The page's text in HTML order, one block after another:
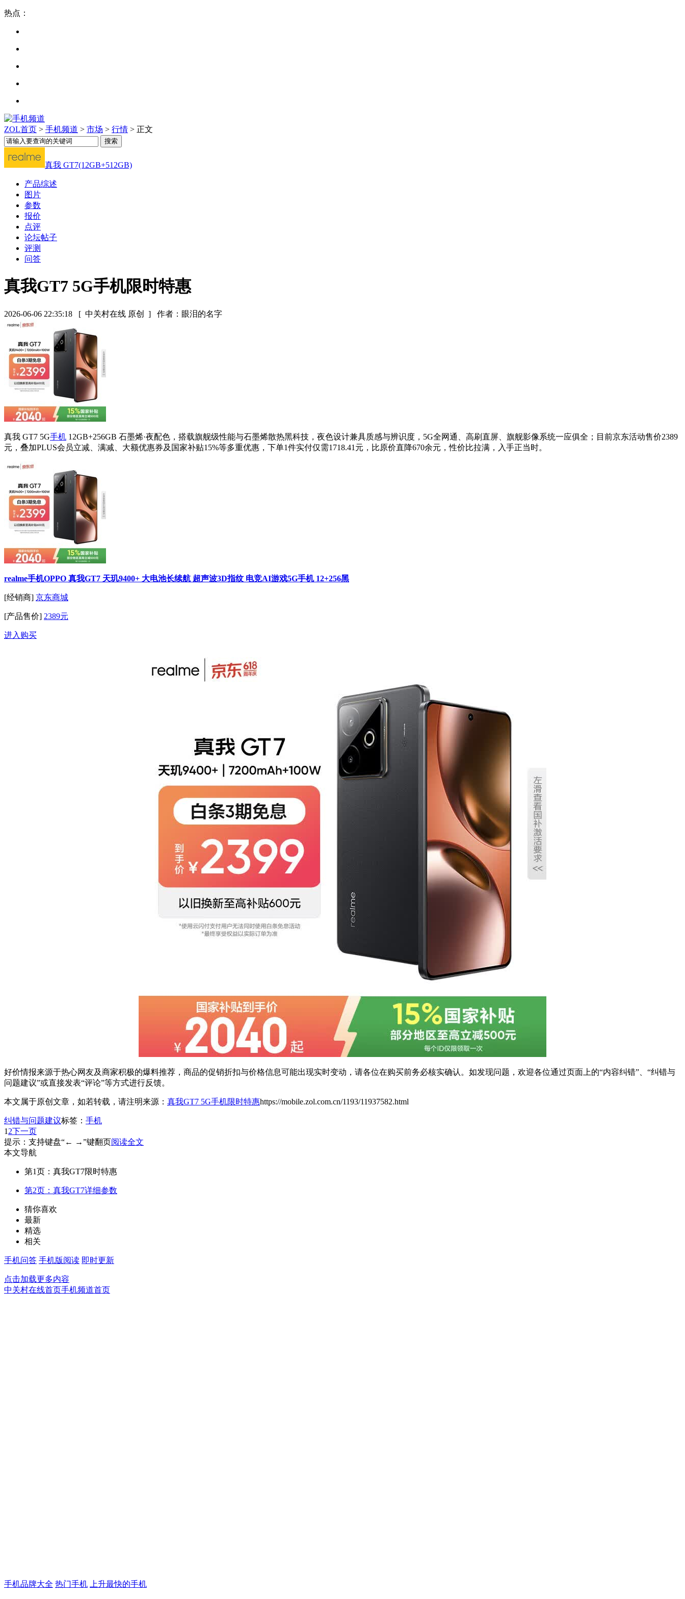
热点：
ZOL首页 > 手机频道 > 市场 > 行情 > 正文
真我 GT7(12GB+512GB)
产品综述
图片
参数
报价
点评
论坛帖子
评测
问答
真我GT7 5G手机限时特惠
2026-06-06 22:35:18 [ 中关村在线 原创 ] 作者：眼泪的名字
真我 GT7 5G手机 12GB+256GB 石墨烯·夜配色，搭载旗舰级性能与石墨烯散热黑科技，夜色设计兼具质感与辨识度，5G全网通、高刷直屏、旗舰影像系统一应俱全；目前京东活动售价2389
元，叠加PLUS会员立减、满减、大额优惠券及国家补贴15%等多重优惠，下单1件实付仅需1718.41元，比原价直降670余元，性价比拉满，入手正当时。
realme手机OPPO 真我GT7 天玑9400+ 大电池长续航 超声波3D指纹 电竞AI游戏5G手机 12+256黑
[经销商] 京东商城
[产品售价] 2389元
进入购买
好价情报来源于热心网友及商家积极的爆料推荐，商品的促销折扣与价格信息可能出现实时变动，请各位在购买前务必核实确认。如发现问题，欢迎各位通过页面上的“内容纠错”、“纠错与
问题建议”或直接发表“评论”等方式进行反馈。
本文属于原创文章，如若转载，请注明来源： 真我GT7 5G手机限时特惠https://mobile.zol.com.cn/1193/11937582.html
纠错与问题建议标签： 手机
1 2下一页
提示：支持键盘“← →”键翻页阅读全文
本文导航
第1页：真我GT7限时特惠
第2页：真我GT7详细参数
猜你喜欢
最新
精选
相关
手机问答 手机版阅读 即时更新
点击加载更多内容
中关村在线首页手机频道首页
手机品牌大全 热门手机 上升最快的手机